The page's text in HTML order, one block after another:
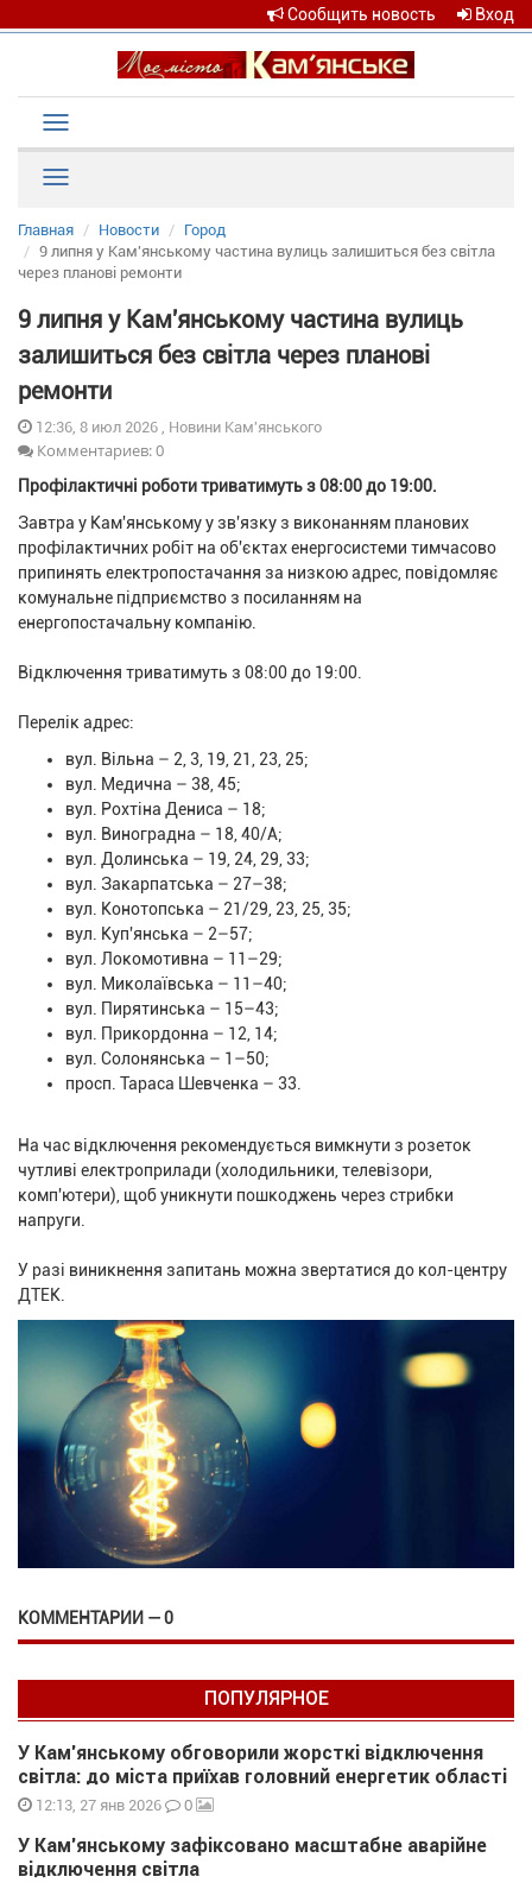
Сообщить новость Вход
navigation
Главная Новости
Город
9 липня у Кам'янському частина вулиць залишиться без світла
через планові ремонти
9 липня у Кам'янському частина вулиць
залишиться без світла через планові
ремонти
12:36, 8 июл 2026 , Новини Кам'янського
Комментариев: 0
Профілактичні роботи триватимуть з 08:00 до 19:00.
Завтра у Кам'янському у зв'язку з виконанням планових
профілактичних робіт на об'єктах енергосистеми тимчасово
припинять електропостачання за низкою адрес, повідомляє
комунальне підприємство з посиланням на
енергопостачальну компанію.
Відключення триватимуть з 08:00 до 19:00.
Перелік адрес:
вул. Вільна – 2, 3, 19, 21, 23, 25;
вул. Медична – 38, 45;
вул. Рохтіна Дениса – 18;
вул. Виноградна – 18, 40/А;
вул. Долинська – 19, 24, 29, 33;
вул. Закарпатська – 27–38;
вул. Конотопська – 21/29, 23, 25, 35;
вул. Куп'янська – 2–57;
вул. Локомотивна – 11–29;
вул. Миколаївська – 11–40;
вул. Пирятинська – 15–43;
вул. Прикордонна – 12, 14;
вул. Солонянська – 1–50;
просп. Тараса Шевченка – 33.
На час відключення рекомендується вимкнути з розеток
чутливі електроприлади (холодильники, телевізори,
комп'ютери), щоб уникнути пошкоджень через стрибки
напруги.
У разі виникнення запитань можна звертатися до кол-центру
ДТЕК.
КОММЕНТАРИИ — 0
ПОПУЛЯРНОЕ
У Кам’янському обговорили жорсткі відключення
світла: до міста приїхав головний енергетик області
12:13, 27 янв 2026 0
У Кам’янському зафіксовано масштабне аварійне
відключення світла